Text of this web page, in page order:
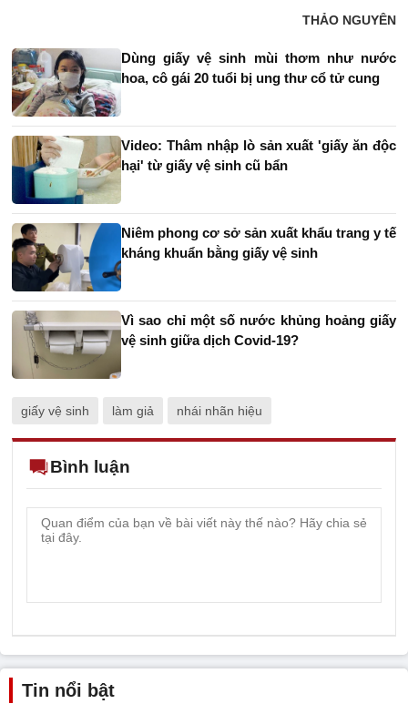
THẢO NGUYÊN
Dùng giấy vệ sinh mùi thơm như nước
hoa, cô gái 20 tuổi bị ung thư cổ tử cung
Video: Thâm nhập lò sản xuất 'giấy ăn độc
hại' từ giấy vệ sinh cũ bẩn
Niêm phong cơ sở sản xuất khẩu trang y tế
kháng khuẩn bằng giấy vệ sinh
Vì sao chỉ một số nước khủng hoảng giấy
vệ sinh giữa dịch Covid-19?
giấy vệ sinh làm giả nhái nhãn hiệu
Bình luận
Tin nổi bật